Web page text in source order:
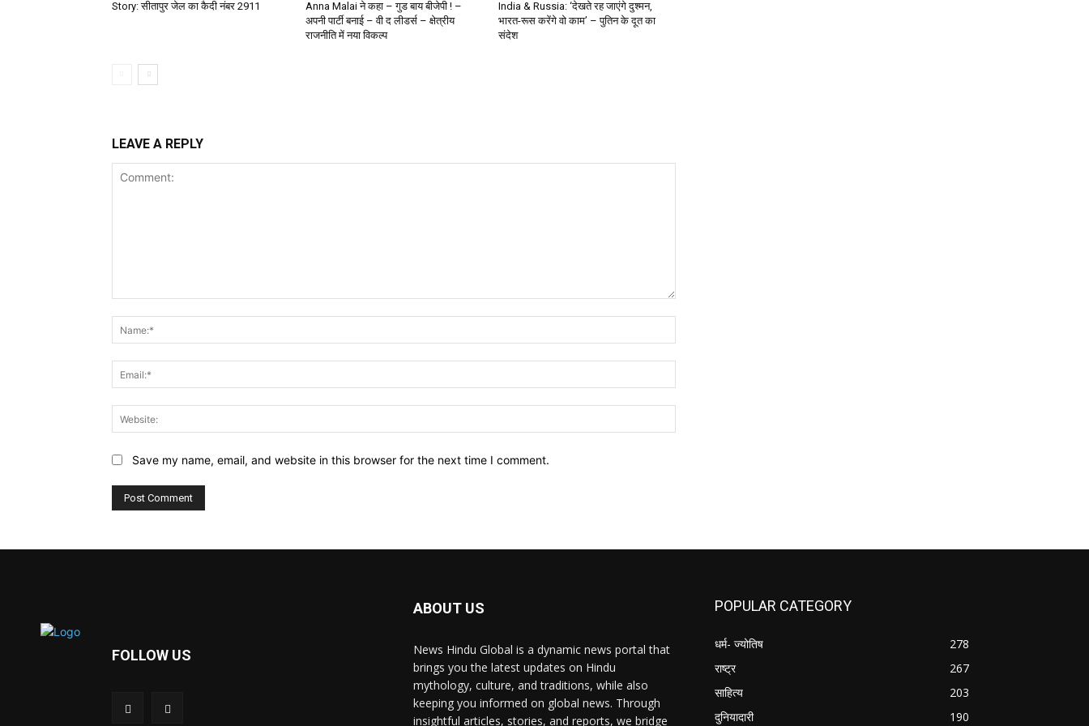
Story: सीतापुर जेल का कैदी नंबर 2911
Anna Malai ने कहा – गुड बाय बीजेपी ! –
अपनी पार्टी बनाई – वी द लीडर्स – क्षेत्रीय
राजनीति में नया विकल्प
India & Russia: ‘देखते रह जाएंगे दुश्मन,
भारत-रूस करेंगे वो काम’ – पुतिन के दूत का
संदेश
LEAVE A REPLY
Save my name, email, and website in this browser for the next time I comment.
FOLLOW US
ABOUT US
News Hindu Global is a dynamic news portal that
brings you the latest updates on Hindu
mythology, culture, and traditions, while also
keeping you informed on global news. Through
insightful articles, stories, and reports, we bridge
POPULAR CATEGORY
धर्म- ज्योतिष
278
राष्ट्र
267
साहित्य
203
दुनियादारी
190